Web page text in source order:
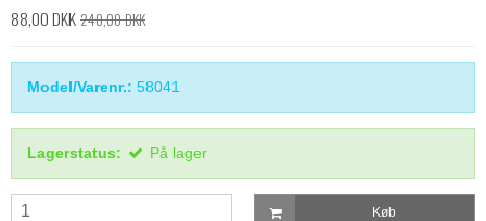
88,00 DKK240,00 DKK
Model/Varenr.: 58041
Lagerstatus: På lager
Køb